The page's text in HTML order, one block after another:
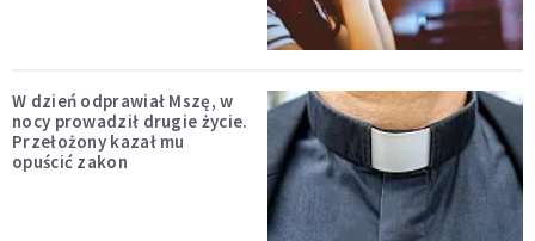
W dzień odprawiał Mszę, w
nocy prowadził drugie życie.
Przełożony kazał mu
opuścić zakon